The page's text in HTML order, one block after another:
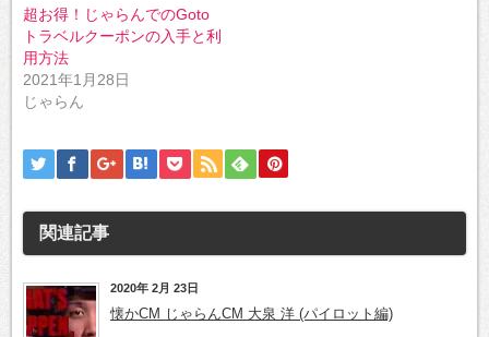
ン
ド
ウ
き
ま
超お得！じゃらんでのGoto
トラベルクーポンの入手と利
用方法
2021年1月28日
じゃらん
関連記事
2020年 2月 23日
懐かCM じゃらんCM 大泉 洋 (パイロット編)